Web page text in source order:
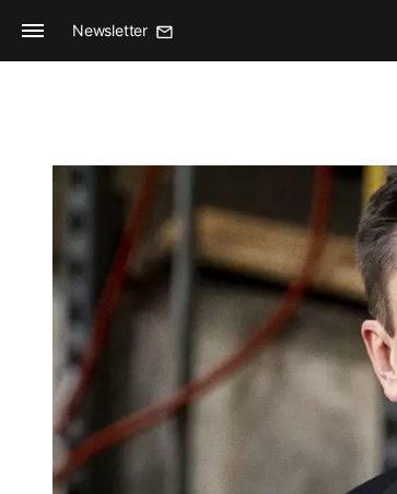
Newsletter